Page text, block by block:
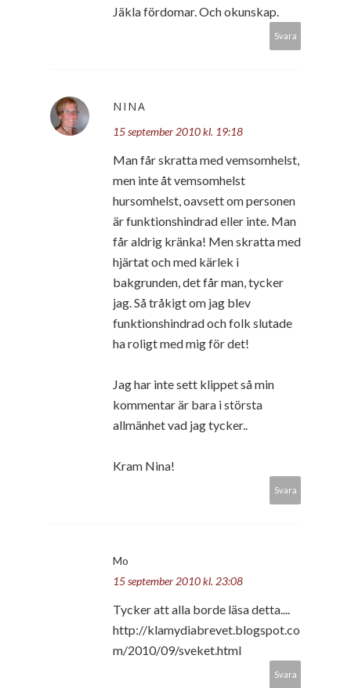
Jäkla fördomar. Och okunskap.
Svara
NINA
15 september 2010 kl. 19:18
Man får skratta med vemsomhelst,
men inte åt vemsomhelst
hursomhelst, oavsett om personen
är funktionshindrad eller inte. Man
får aldrig kränka! Men skratta med
hjärtat och med kärlek i
bakgrunden, det får man, tycker
jag. Så tråkigt om jag blev
funktionshindrad och folk slutade
ha roligt med mig för det!
Jag har inte sett klippet så min
kommentar är bara i största
allmänhet vad jag tycker..
Kram Nina!
Svara
Mo
15 september 2010 kl. 23:08
Tycker att alla borde läsa detta....
http://klamydiabrevet.blogspot.co
m/2010/09/sveket.html
Svara